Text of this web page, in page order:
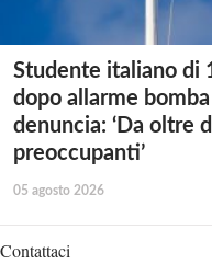
Studente italiano di
dopo allarme
denuncia: ‘Da oltre
preoccupanti’
05 agosto 2026
Contattaci